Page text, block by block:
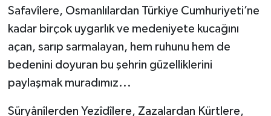
Safavîlere, Osmanlılardan Türkiye Cumhuriyeti’ne
kadar birçok uygarlık ve medeniyete kucağını
açan, sarıp sarmalayan, hem ruhunu hem de
bedenini doyuran bu şehrin güzelliklerini
paylaşmak muradımız...
Süryânîlerden Yezîdîlere, Zazalardan Kürtlere,